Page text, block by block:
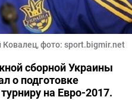
Ковалец, фото: sport.bigmir.net
сборной Украины
о подготовке
на Евро-2017.